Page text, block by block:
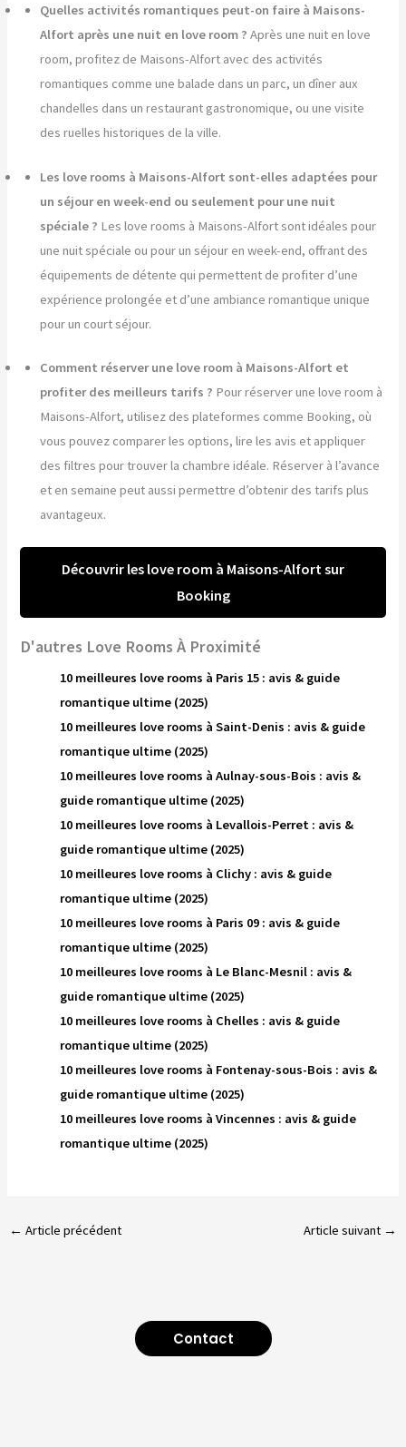
Quelles activités romantiques peut-on faire à Maisons-
Alfort après une nuit en love room ? Après une nuit en love
room, profitez de Maisons-Alfort avec des activités
romantiques comme une balade dans un parc, un dîner aux
chandelles dans un restaurant gastronomique, ou une visite
des ruelles historiques de la ville.
Les love rooms à Maisons-Alfort sont-elles adaptées pour
un séjour en week-end ou seulement pour une nuit
spéciale ? Les love rooms à Maisons-Alfort sont idéales pour
une nuit spéciale ou pour un séjour en week-end, offrant des
équipements de détente qui permettent de profiter d’une
expérience prolongée et d’une ambiance romantique unique
pour un court séjour.
Comment réserver une love room à Maisons-Alfort et
profiter des meilleurs tarifs ? Pour réserver une love room à
Maisons-Alfort, utilisez des plateformes comme Booking, où
vous pouvez comparer les options, lire les avis et appliquer
des filtres pour trouver la chambre idéale. Réserver à l’avance
et en semaine peut aussi permettre d’obtenir des tarifs plus
avantageux.
Découvrir les love room à Maisons-Alfort sur
Booking
D'autres Love Rooms À Proximité
10 meilleures love rooms à Paris 15 : avis & guide
romantique ultime (2025)
10 meilleures love rooms à Saint-Denis : avis & guide
romantique ultime (2025)
10 meilleures love rooms à Aulnay-sous-Bois : avis &
guide romantique ultime (2025)
10 meilleures love rooms à Levallois-Perret : avis &
guide romantique ultime (2025)
10 meilleures love rooms à Clichy : avis & guide
romantique ultime (2025)
10 meilleures love rooms à Paris 09 : avis & guide
romantique ultime (2025)
10 meilleures love rooms à Le Blanc-Mesnil : avis &
guide romantique ultime (2025)
10 meilleures love rooms à Chelles : avis & guide
romantique ultime (2025)
10 meilleures love rooms à Fontenay-sous-Bois : avis &
guide romantique ultime (2025)
10 meilleures love rooms à Vincennes : avis & guide
romantique ultime (2025)
← Article précédent Article suivant →
Contact